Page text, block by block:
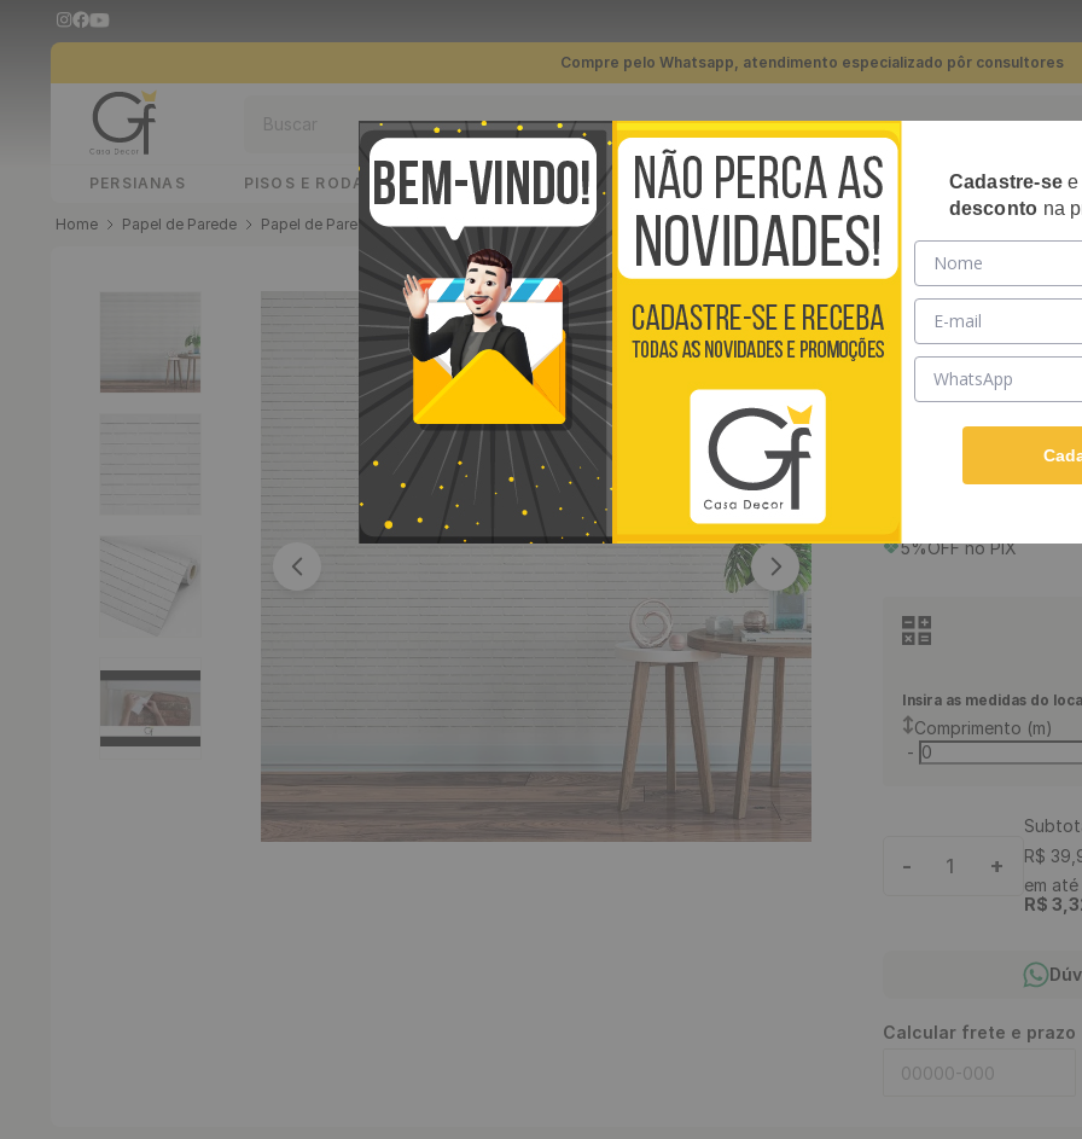
Compre pelo Whatsapp, atendimento especializado pôr consultores
PERSIANAS PISOS E RODAPÉS PAINÉIS RIPADOS PLACAS 3D PAPÉIS DE PAREDE
Papel de Parede Papel de Parede Adesivo Papel de Parede Adesivo Tijolinho Branco Neve - Medidas: 48 x 300 cm
PAPEL DE
MEDIDAS: 48 X
Papel de Parede
Papel AutoColante e
Ver descrição completa
5%OFF no PIX
Insira as medidas do
Comprimento (m)
-
- 1 +
R$ 39
em até
R$ 3
Calcular frete e prazo
TERMOS MAIS BUSCADOS
1º piso
2º banheiro
3º
quarto
5º
º
papel parede
piso vinílico click
Cadastre-see
desconto na